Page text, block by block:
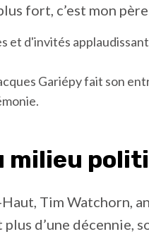
fort, c’est mon
Gariépy fait son
milieu
Haut, Tim Watchorn,
d’une décennie,